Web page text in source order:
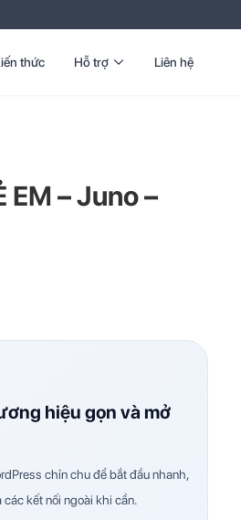
thức Hỗ trợ Liên hệ
EM – Juno –
hiệu gọn và mở
chỉn chu để bắt đầu nhanh,
kết nối ngoài khi cần.